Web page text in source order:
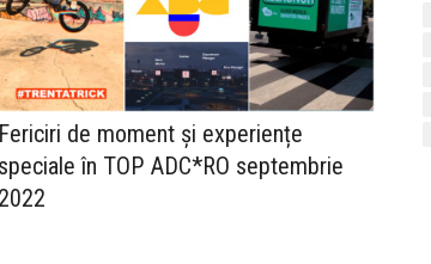
Fericiri de moment și experiențe
speciale în TOP ADC*RO septembrie
2022